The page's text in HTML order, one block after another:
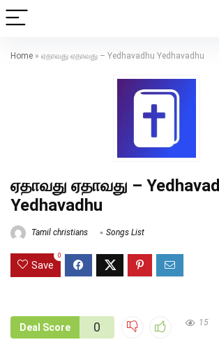
Home » ஏதாவது ஏதாவது – Yedhavadhu Yedhavadhu
ஏதாவது ஏதாவது –
Yedhavadhu
Tamil christians Songs List
Save
0
Deal Score 0 15